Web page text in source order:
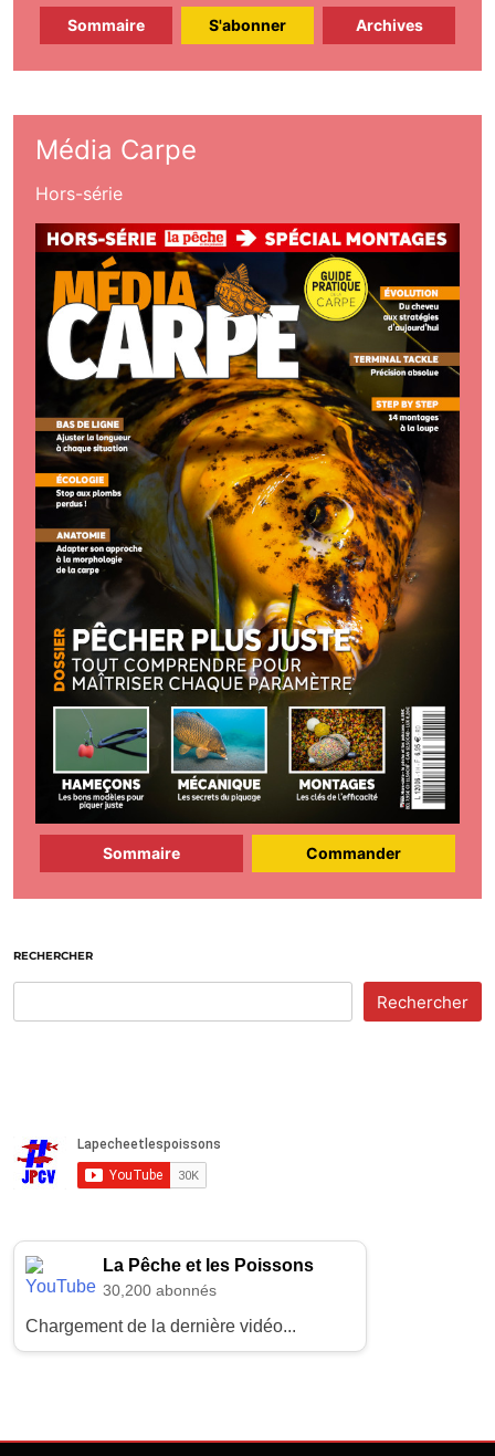
Sommaire S'abonner Archives
Média Carpe
Hors-série
Sommaire Commander
RECHERCHER
Rechercher
La Pêche et les Poissons
30,200 abonnés
Chargement de la dernière vidéo...